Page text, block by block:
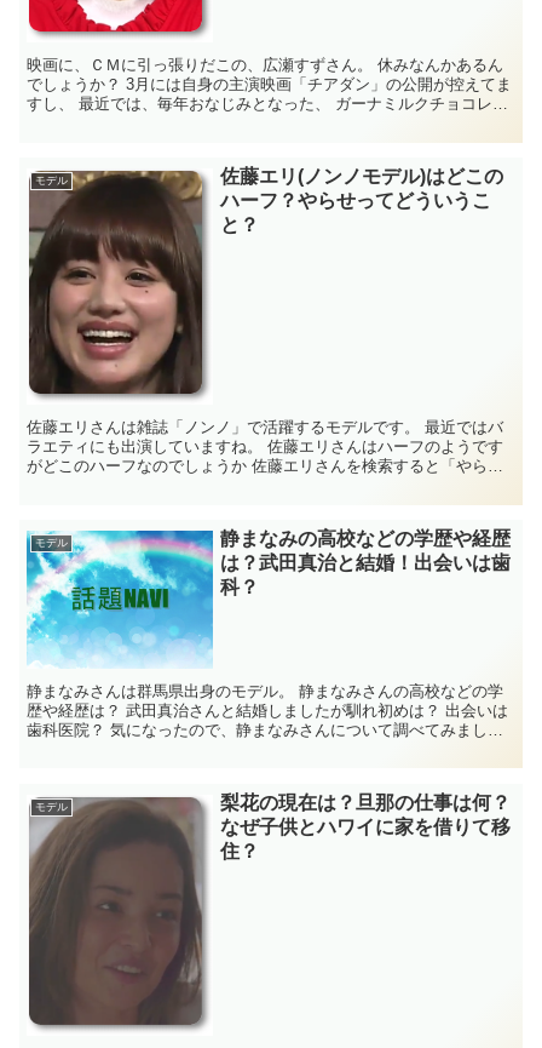
映画に、ＣＭに引っ張りだこの、広瀬すずさん。 休みなんかあるん
でしょうか？ 3月には自身の主演映画「チアダン」の公開が控えてま
すし、 最近では、毎年おなじみとなった、 ガーナミルクチョコレー
モデル
佐藤エリ(ノンノモデル)はどこの
ハーフ？やらせってどういうこ
と？
佐藤エリさんは雑誌「ノンノ」で活躍するモデルです。 最近ではバ
ラエティにも出演していますね。 佐藤エリさんはハーフのようです
がどこのハーフなのでしょうか 佐藤エリさんを検索すると「やら
モデル
静まなみの高校などの学歴や経歴
は？武田真治と結婚！出会いは歯
科？
静まなみさんは群馬県出身のモデル。 静まなみさんの高校などの学
歴や経歴は？ 武田真治さんと結婚しましたが馴れ初めは？ 出会いは
歯科医院？ 気になったので、静まなみさんについて調べてみまし
モデル
梨花の現在は？旦那の仕事は何？
なぜ子供とハワイに家を借りて移
住？